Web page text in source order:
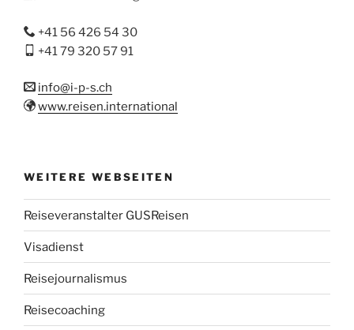
+41 56 426 54 30
+41 79 320 57 91
info@i-p-s.ch
www.reisen.international
WEITERE WEBSEITEN
Reiseveranstalter GUSReisen
Visadienst
Reisejournalismus
Reisecoaching